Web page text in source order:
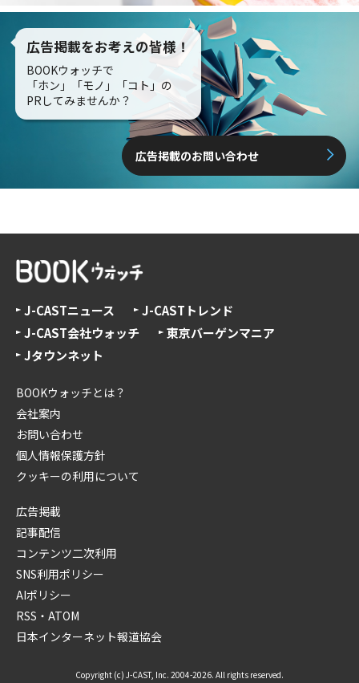
広告掲載をお考えの皆様！
BOOKウォッチで
「ホン」「モノ」「コト」の
PRしてみませんか？
広告掲載のお問い合わせ
J-CASTニュース
J-CASTトレンド
J-CAST会社ウォッチ
東京バーゲンマニア
Jタウンネット
BOOKウォッチとは？
会社案内
お問い合わせ
個人情報保護方針
クッキーの利用について
広告掲載
記事配信
コンテンツ二次利用
SNS利用ポリシー
AIポリシー
RSS・ATOM
日本インターネット報道協会
Copyright (c) J-CAST, Inc. 2004-2026. All rights reserved.